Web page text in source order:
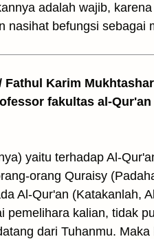
adalah wajib,
nasihat befungsi sebagai
Karim
fakultas al-
yaitu terhadap Al-
orang Quraisy
Al-Qur'an (Katakanlah,
pemelihara kalian, tidak
dari Tuhanmu.